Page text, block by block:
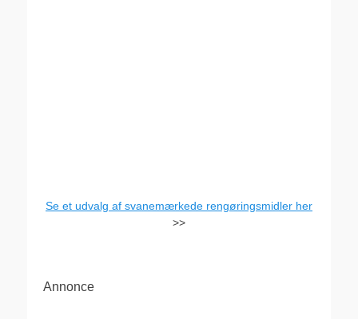
Se et udvalg af svanemærkede rengøringsmidler her
>>
Annonce